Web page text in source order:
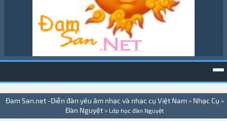
Đam San.net -Diễn đàn yêu âm nhạc và nhạc cụ Việt Nam > Nhạc Cụ >
Đàn Nguyệt > Lớp học đàn Nguyệt